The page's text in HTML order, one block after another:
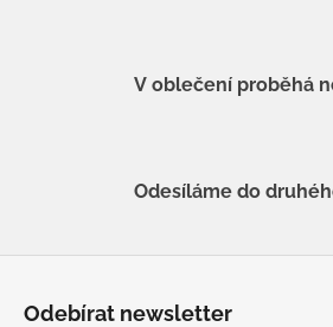
V oblečení proběhá
Odesíláme do
Odebírat newsletter